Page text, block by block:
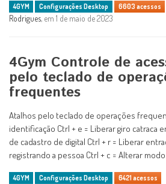
4GYM Configurações Desktop 6603 acessos
Rodrigues, em 1 de maio de 2023
4Gym Controle de
pelo teclado de
frequentes
Atalhos pelo teclado de operações
identificação Ctrl + e = Liberar giro catraca
de cadastro de digital Ctrl + r = Liberar
registrando a pessoa Ctrl + c = Alterar
4GYM Configurações Desktop 6421 acessos